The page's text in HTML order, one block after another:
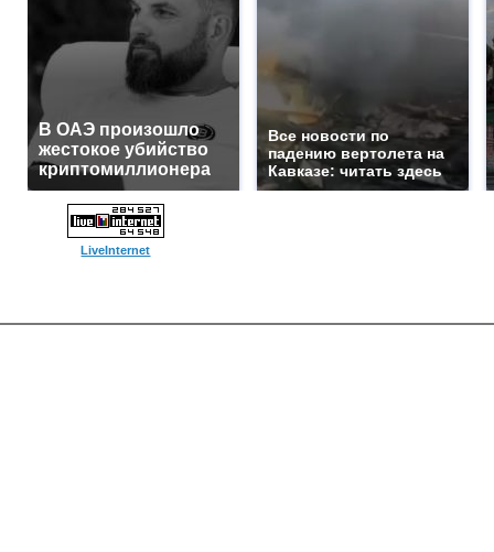
В ОАЭ произошло
жестокое убийство
криптомиллионера
Все новости по
падению вертолета на
Кавказе: читать здесь
LiveInternet